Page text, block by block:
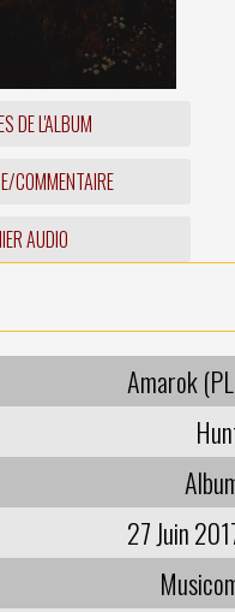
DE L'ALBUM
COMMENTAIRE
AUDIO
Amarok
27 Juin